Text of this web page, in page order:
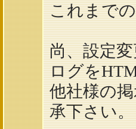
これまで
尚、設定
ログを
他社様の
承下さい。